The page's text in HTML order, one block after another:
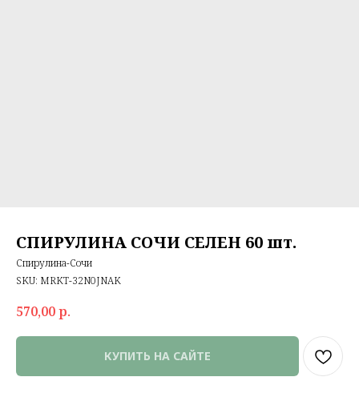
СПИРУЛИНА СОЧИ СЕЛЕН 60 шт.
Спирулина-Сочи
SKU: MRKT-32N0JNAK
570,00р.
КУПИТЬ НА САЙТЕ